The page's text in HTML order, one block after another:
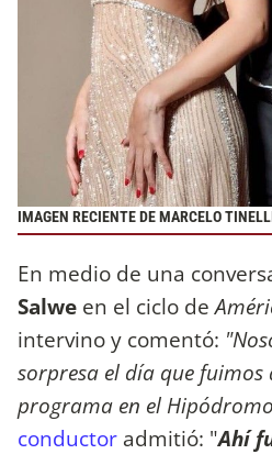
IMAGEN RECIENTE DE MARCELO
En medio de una
Salwe en el ciclo de
intervino y comentó:
sorpresa el día que
programa en el
conductor admitió: "Ahí